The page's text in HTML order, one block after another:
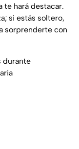
te hará destacar.
si estás soltero,
sorprenderte con
durante